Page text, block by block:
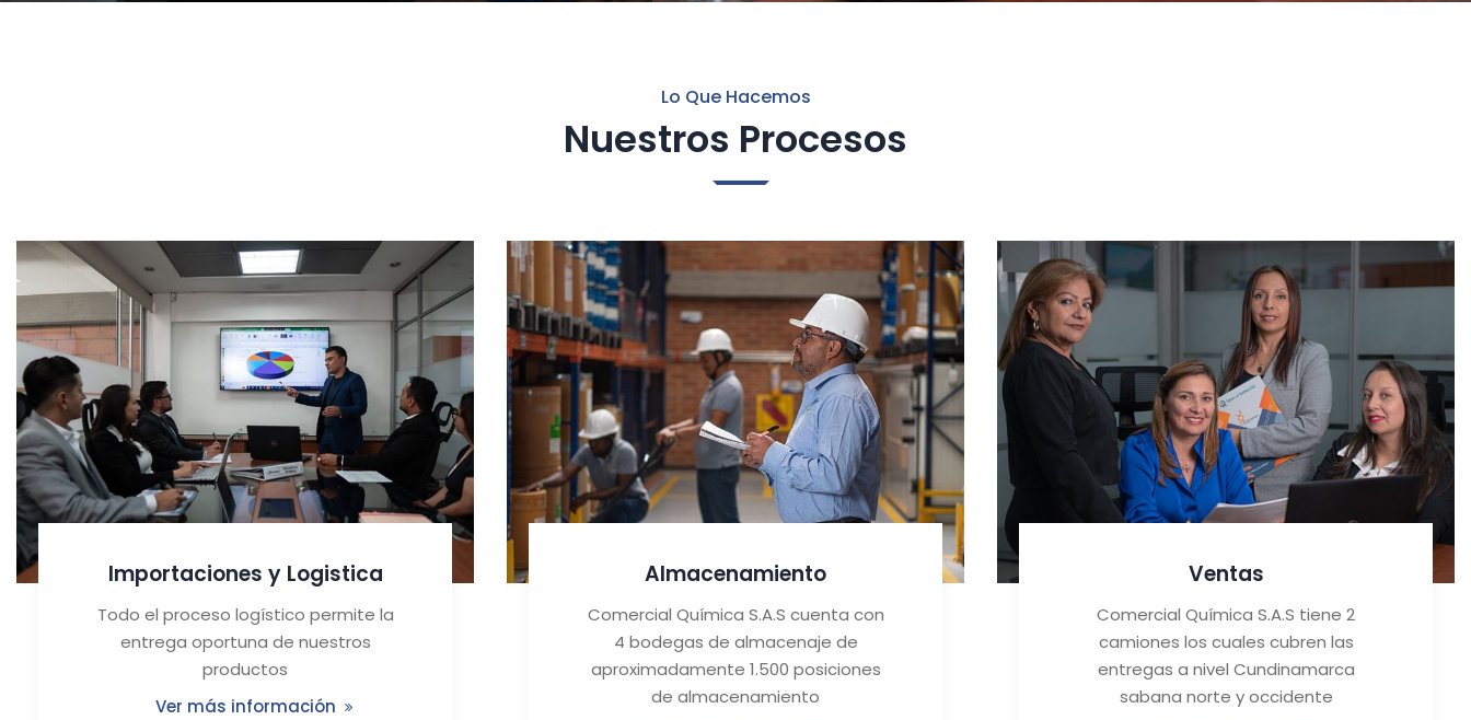
Lo Que Hacemos
Nuestros Procesos
Importaciones y Logistica
Todo el proceso logístico permite la
entrega oportuna de nuestros
productos
Ver más información
Almacenamiento
Comercial Química S.A.S cuenta con
4 bodegas de almacenaje de
aproximadamente 1.500 posiciones
de almacenamiento
Ventas
Comercial Química S.A.S tiene 2
camiones los cuales cubren las
entregas a nivel Cundinamarca
sabana norte y occidente